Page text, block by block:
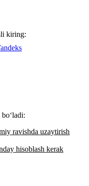
kiring:
ravishda uzaytirish
hisoblash kerak